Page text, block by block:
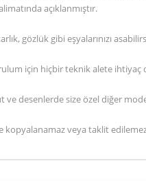
açıklanmıştır.
gözlük gibi eşyalarınızı
için hiçbir teknik alete
ve desenlerde size özel diğer
kopyalanamaz veya taklit